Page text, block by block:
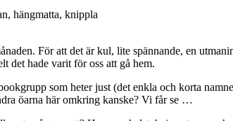
För att det är kul, lite spännande, en
det hade varit för oss att gå hem.
som heter just (det enkla och korta
öarna här omkring kanske? Vi får se …